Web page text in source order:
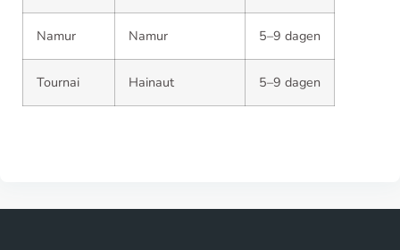
Namur Namur 5–9 dagen
Tournai Hainaut 5–9 dagen